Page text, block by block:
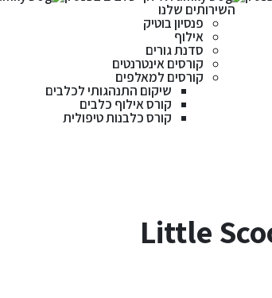
השירותים שלנו
פנסיון בוטיק
אילוף
סדנת גורים
קורסים אינטרנטים
קורסים למאלפים
שיקום התנהגותי לכלבים
קורס אילוף כלבים
קורס כלבנות טיפולית
Little